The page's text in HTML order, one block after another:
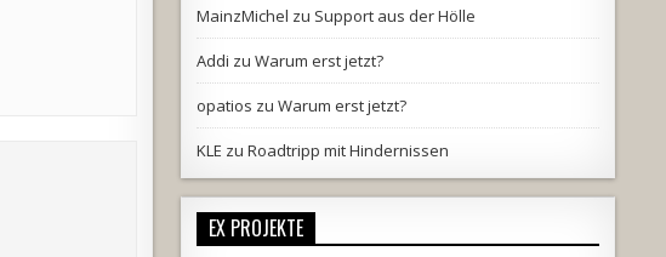
MainzMichel zu Support aus der Hölle
Addi zu Warum erst jetzt?
opatios zu Warum erst jetzt?
KLE zu Roadtripp mit Hindernissen
EX PROJEKTE